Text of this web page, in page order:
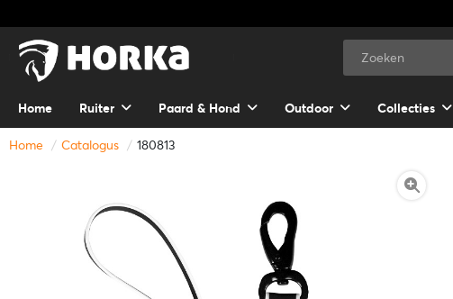
Home Ruiter Paard & Hond Outdoor Collecties
Home Catalogus 180813